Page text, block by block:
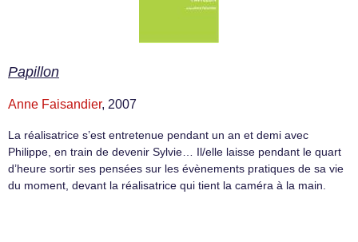
Papillon
Anne Faisandier, 2007
La réalisatrice s’est entretenue pendant un an et demi avec
Philippe, en train de devenir Sylvie… Il/elle laisse pendant le quart
d’heure sortir ses pensées sur les évènements pratiques de sa vie
du moment, devant la réalisatrice qui tient la caméra à la main.